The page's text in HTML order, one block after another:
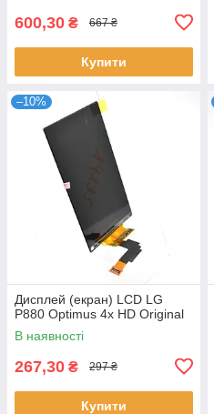
600,30 ₴ 667 ₴
Купити
–10%
Дисплей (екран) LCD LG
P880 Optimus 4x HD Original
В наявності
267,30 ₴ 297 ₴
Купити